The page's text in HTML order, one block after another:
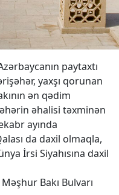
paytaxtı
yaxşı qorunan
ən qədim
əhalisi təxminən
ayında
da daxil olmaqla,
İrsi Siyahısına daxil
Bakı Bulvarı